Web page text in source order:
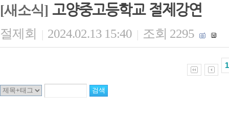
[새소식] 고양중고등학교 절제강연
절제회 | 2024.02.13 15:40 | 조회 2295
1